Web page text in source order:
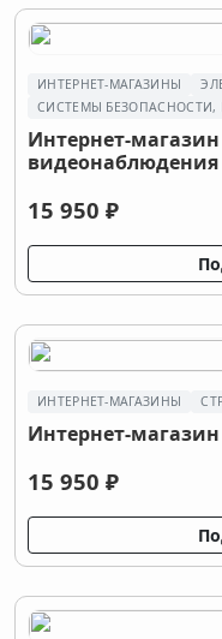
ИНТЕРНЕТ-МАГАЗИНЫ
СИСТЕМЫ
Интернет-
15 950 ₽
ИНТЕРНЕТ-МАГАЗИНЫ
Интернет-
15 950 ₽